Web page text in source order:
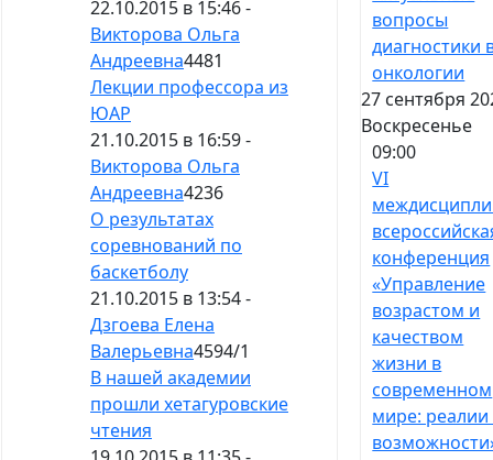
22.10.2015 в 15:46 -
Викторова Ольга
Андреевна4481
Лекции профессора из
ЮАР
21.10.2015 в 16:59 -
Викторова Ольга
Андреевна4236
О результатах
соревнований по
баскетболу
21.10.2015 в 13:54 -
Дзгоева Елена
Валерьевна4594/1
В нашей академии
прошли хетагуровские
чтения
вопросы
диагностики
онкологии
27 сентября
Воскресенье
09:00
VI
конференция
«Управление
возрастом и
качеством
жизни в
современном
мире: реалии